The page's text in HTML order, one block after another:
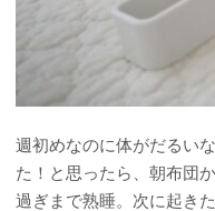
週初めなのに体がだるい
た！と思ったら、朝布団
過ぎまで熟睡。次に起き